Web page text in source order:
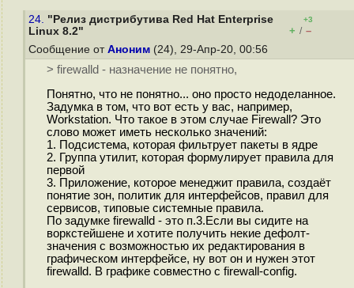
24. "Релиз дистрибутива Red Hat Enterprise
Linux 8.2"
+3
+ / –
Сообщение от Аноним (24), 29-Апр-20, 00:56
> firewalld - назначение не понятно,
Понятно, что не понятно... оно просто недоделанное.
Задумка в том, что вот есть у вас, например,
Workstation. Что такое в этом случае Firewall? Это
слово может иметь несколько значений:
1. Подсистема, которая фильтрует пакеты в ядре
2. Группа утилит, которая формулирует правила для
первой
3. Приложение, которое менеджит правила, создаёт
понятие зон, политик для интерфейсов, правил для
сервисов, типовые системные правила.
По задумке firewalld - это п.3.Если вы сидите на
воркстейшене и хотите получить некие дефолт-
значения с возможностью их редактирования в
графическом интерфейсе, ну вот он и нужен этот
firewalld. В графике совместно с firewall-config.